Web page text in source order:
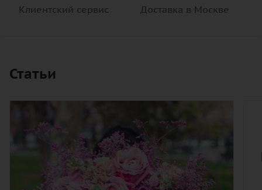
Клиентский сервис Доставка в Москве
Статьи